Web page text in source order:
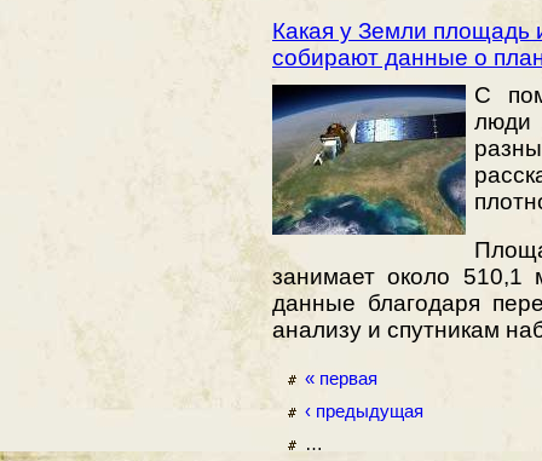
Какая у Земли площадь
собирают данные о
С
занимает около 510,1
данные благодаря
анализу и спутникам
« первая
‹ предыдущая
…